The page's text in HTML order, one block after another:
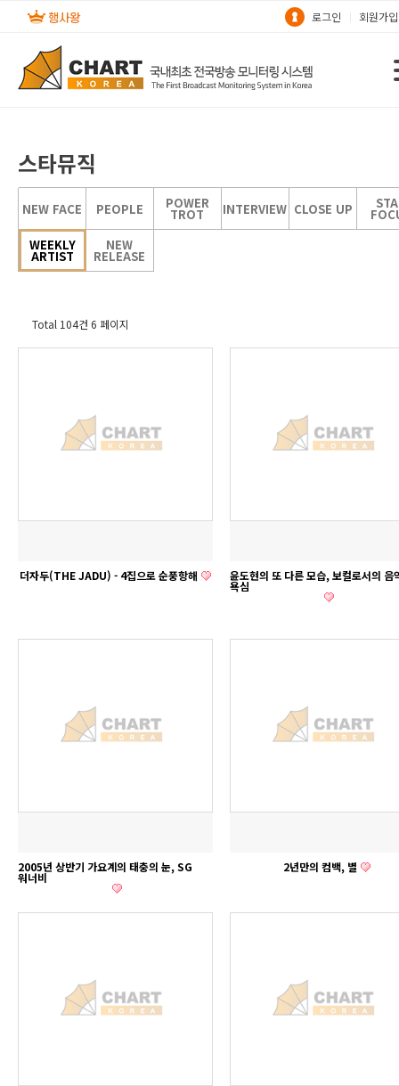
로그인 회원가입
스타뮤직
NEW FACE PEOPLE POWER
TROT INTERVIEW CLOSE UP
WEEKLY
ARTIST
NEW
RELEASE
Total 104건 6 페이지
더자두(THE JADU) - 4집으로 순풍항해 윤도현의 또 다른 모습, 보컬로서의 음
욕심
2005년 상반기 가요계의 태충의 눈, SG
워너비
2년만의 컴백, 별